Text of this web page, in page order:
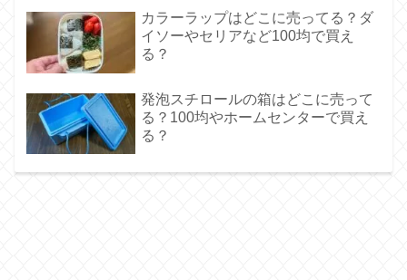
カラーラップはどこに売ってる？ダ
イソーやセリアなど100均で買え
る？
発泡スチロールの箱はどこに売って
る？100均やホームセンターで買え
る？